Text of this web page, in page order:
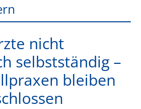
nicht
selbstständig –
bleiben